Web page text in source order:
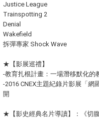
Justice League
Trainspotting 2
Denial
Wakefield
拆彈專家 Shock Wave
★ 【影展巡禮】
-教育扎根計畫：一場潛移默化的
-2016 CNEX主題紀錄片影展「
開
★ 【影史經典名片導讀】：《